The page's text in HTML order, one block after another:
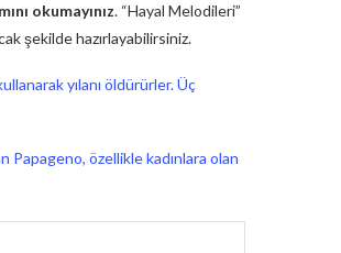
okumayınız. “Hayal Melodileri”
şekilde hazırlayabilirsiniz.
yılanı öldürürler. Üç
Papageno, özellikle kadınlara olan